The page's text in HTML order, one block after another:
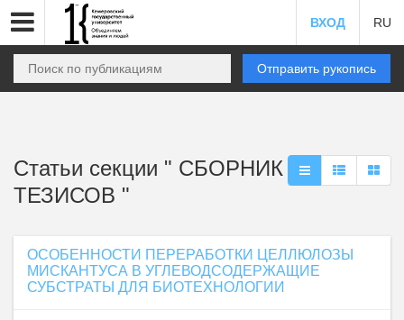
ВХОД RU
Отправить рукопись
Статьи секции " СБОРНИК
ТЕЗИСОВ "
ОСОБЕННОСТИ ПЕРЕРАБОТКИ ЦЕЛЛЮЛОЗЫ
МИСКАНТУСА В УГЛЕВОДСОДЕРЖАЩИЕ
СУБСТРАТЫ ДЛЯ БИОТЕХНОЛОГИИ